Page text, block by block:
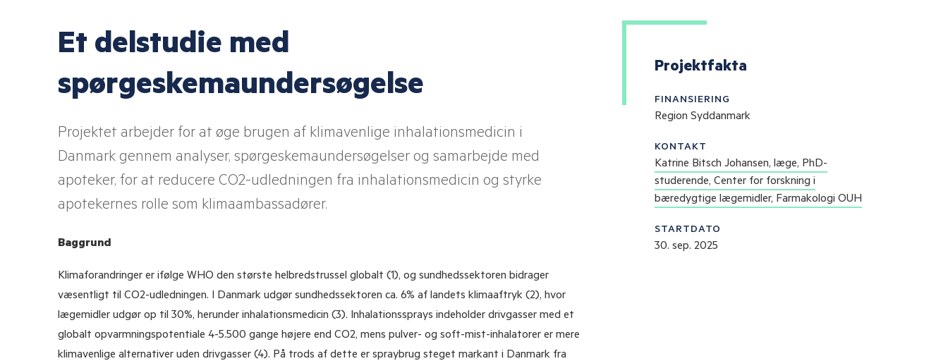
Et delstudie med
spørgeskemaundersøgelse
Projektet arbejder for at øge brugen af klimavenlige inhalationsmedicin i
Danmark gennem analyser, spørgeskemaundersøgelser og samarbejde med
apoteker, for at reducere CO2-udledningen fra inhalationsmedicin og styrke
apotekernes rolle som klimaambassadører.
Baggrund
Klimaforandringer er ifølge WHO den største helbredstrussel globalt (1), og sundhedssektoren bidrager
væsentligt til CO2-udledningen. I Danmark udgør sundhedssektoren ca. 6% af landets klimaaftryk (2), hvor
lægemidler udgør op til 30%, herunder inhalationsmedicin (3). Inhalationssprays indeholder drivgasser med et
globalt opvarmningspotentiale 4-5.500 gange højere end CO2, mens pulver- og soft-mist-inhalatorer er mere
klimavenlige alternativer uden drivgasser (4). På trods af dette er spraybrug steget markant i Danmark fra
Projektfakta
FINANSIERING
Region Syddanmark
KONTAKT
Katrine Bitsch Johansen, læge, PhD-
studerende, Center for forskning i
bæredygtige lægemidler, Farmakologi OUH
STARTDATO
30. sep. 2025